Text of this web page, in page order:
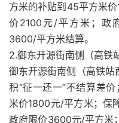
方米的补贴到45平方米
价2100元/平方米；政
3600/平方米结算。
2.御东开源街南侧（高铁
御东开源街南侧（高铁
积“征一还一”不结算差
米价1800元/平方米；保
政府限价3600元/平方米